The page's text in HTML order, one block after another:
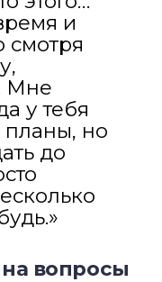
и
смотря
Мне
у тебя
планы, но
до
вопросы